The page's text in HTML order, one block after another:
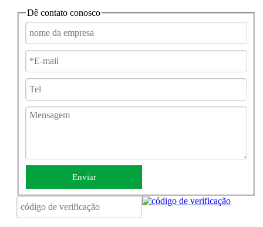
6. banco traseiro atacável
7. Bolsa de viagem
8. Lanterna
9. Titular da xícara
Dê contato conosco
Enviar